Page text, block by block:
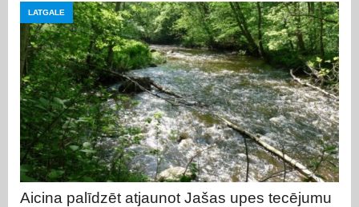
LATGALE
Aicina palīdzēt atjaunot Jašas upes tecējumu